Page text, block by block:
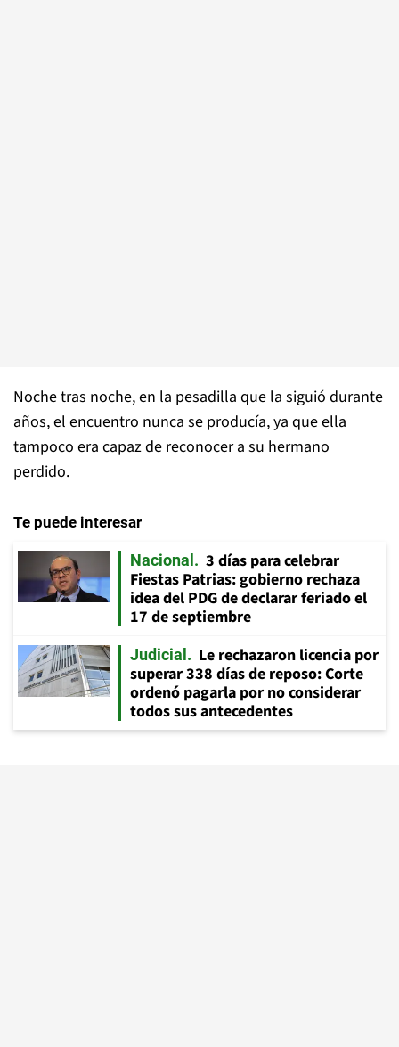
Noche tras noche, en la pesadilla que la siguió durante
años, el encuentro nunca se producía, ya que ella
tampoco era capaz de reconocer a su hermano
perdido.
Te puede interesar
Nacional
3 días para celebrar
Fiestas Patrias: gobierno rechaza
idea del PDG de declarar feriado el
17 de septiembre
Judicial
Le rechazaron licencia por
superar 338 días de reposo: Corte
ordenó pagarla por no considerar
todos sus antecedentes